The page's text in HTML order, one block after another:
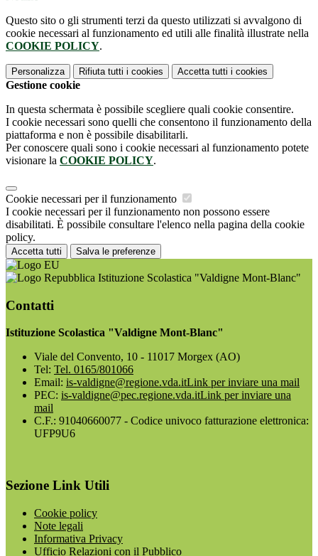
Questo sito o gli strumenti terzi da questo utilizzati si avvalgono di
cookie necessari al funzionamento ed utili alle finalità illustrate nella
COOKIE POLICY.
Personalizza Rifiuta tutti i cookies Accetta tutti i cookies
Gestione cookie
In questa schermata è possibile scegliere quali cookie consentire.
I cookie necessari sono quelli che consentono il funzionamento della
piattaforma e non è possibile disabilitarli.
Per conoscere quali sono i cookie necessari al funzionamento potete
visionare la COOKIE POLICY.
Cookie necessari per il funzionamento
I cookie necessari per il funzionamento non possono essere
disabilitati. È possibile consultare l'elenco nella pagina della cookie
policy.
Accetta tutti Salva le preferenze
Istituzione Scolastica "Valdigne Mont-Blanc"
Contatti
Istituzione Scolastica "Valdigne Mont-Blanc"
Viale del Convento, 10 - 11017 Morgex (AO)
Tel: Tel. 0165/801066
Email: is-valdigne@regione.vda.itLink per inviare una mail
PEC: is-valdigne@pec.regione.vda.itLink per inviare una
mail
C.F.: 91040660077 - Codice univoco fatturazione elettronica:
UFP9U6
Sezione Link Utili
Cookie policy
Note legali
Informativa Privacy
Ufficio Relazioni con il Pubblico